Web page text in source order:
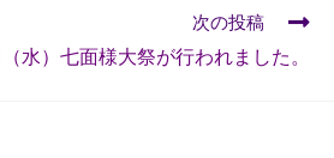
次の投稿
水）七面様大祭が行われました。